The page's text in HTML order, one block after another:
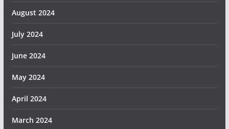
August 2024
July 2024
June 2024
May 2024
April 2024
March 2024